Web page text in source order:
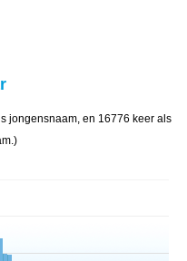
jongensnaam, en 16776 keer als